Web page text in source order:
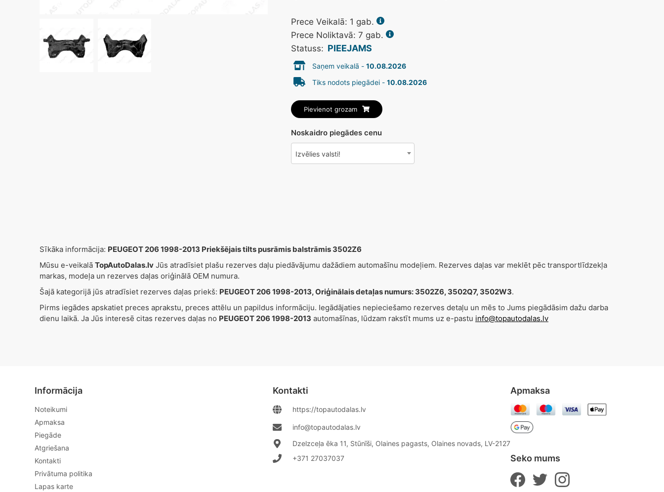
Prece Veikalā: 1 gab.
Prece Noliktavā: 7 gab.
Statuss: PIEEJAMS
Saņem veikalā -10.08.2026
Tiks nodots piegādei -10.08.2026
Pievienot grozam
Noskaidro piegādes cenu
Izvēlies valsti!
Sīkāka informācija: PEUGEOT 206 1998-2013 Priekšējais tilts pusrāmis balstrāmis 3502Z6
Mūsu e-veikalā TopAutoDalas.lv Jūs atradīsiet plašu rezerves daļu piedāvājumu dažādiem automašīnu modeļiem. Rezerves daļas var meklēt pēc transportlīdzekļa
markas, modeļa un rezerves daļas oriģinālā OEM numura.
Šajā kategorijā jūs atradīsiet rezerves daļas priekš: PEUGEOT 206 1998-2013, Oriģinālais detaļas numurs: 3502Z6, 3502Q7, 3502W3.
Pirms iegādes apskatiet preces aprakstu, preces attēlu un papildus informāciju. Iegādājaties nepieciešamo rezerves detaļu un mēs to Jums piegādāsim dažu darba
dienu laikā. Ja Jūs interesē citas rezerves daļas no PEUGEOT 206 1998-2013 automašīnas, lūdzam rakstīt mums uz e-pastu info@topautodalas.lv
Informācija
Noteikumi
Apmaksa
Piegāde
Atgriešana
Kontakti
Privātuma politika
Lapas karte
Kontakti
https://topautodalas.lv
info@topautodalas.lv
Dzelzceļa ēka 11, Stūnīši, Olaines pagasts, Olaines novads, LV-2127
+371 27037037‬
Apmaksa
Seko mums